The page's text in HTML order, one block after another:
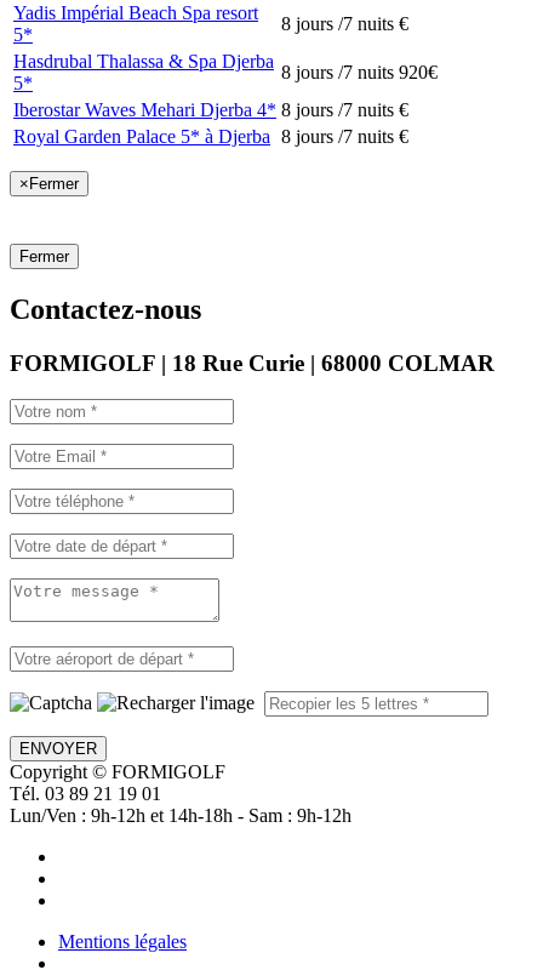
Yadis Impérial Beach Spa resort
5*
8 jours /7 nuits €
Hasdrubal Thalassa & Spa Djerba
5*
8 jours /7 nuits 920€
Iberostar Waves Mehari Djerba 4* 8 jours /7 nuits €
Royal Garden Palace 5* à Djerba 8 jours /7 nuits €
×Fermer
Fermer
Contactez-nous
FORMIGOLF | 18 Rue Curie | 68000 COLMAR
ENVOYER
Copyright © FORMIGOLF
Tél. 03 89 21 19 01
Lun/Ven : 9h-12h et 14h-18h - Sam : 9h-12h
Mentions légales